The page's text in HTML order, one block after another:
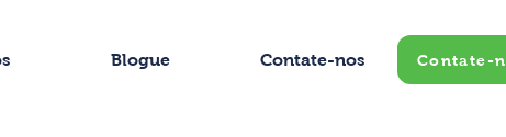
Blogue Contate-nos Contate-